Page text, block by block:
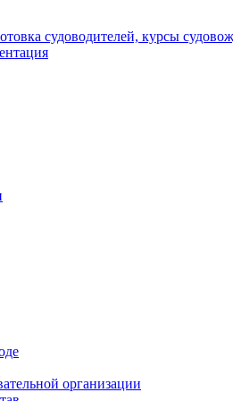
судоводителей, курсы
организации